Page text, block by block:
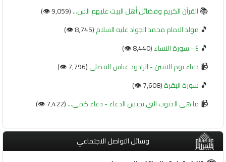
📚القرآن الكريم وفضائل أهل البيت عليهم الس...(9,059 👁️)
🎵 مولد الامام محمد الجواد عليه السلام(8,745 👁️)
🎵 ٤ - سورة النساء (8,440 👁️)
📹دعاء يوم الاثنين - الرادود عباس الفضلي(7,796 👁️)
🎵 سورة البقرة(7,608 👁️)
📹ما هي الذنوب التي تحبس الدعاء - دعاء كمي...(7,422 👁️)
وسائل التواصل الاجتماعي